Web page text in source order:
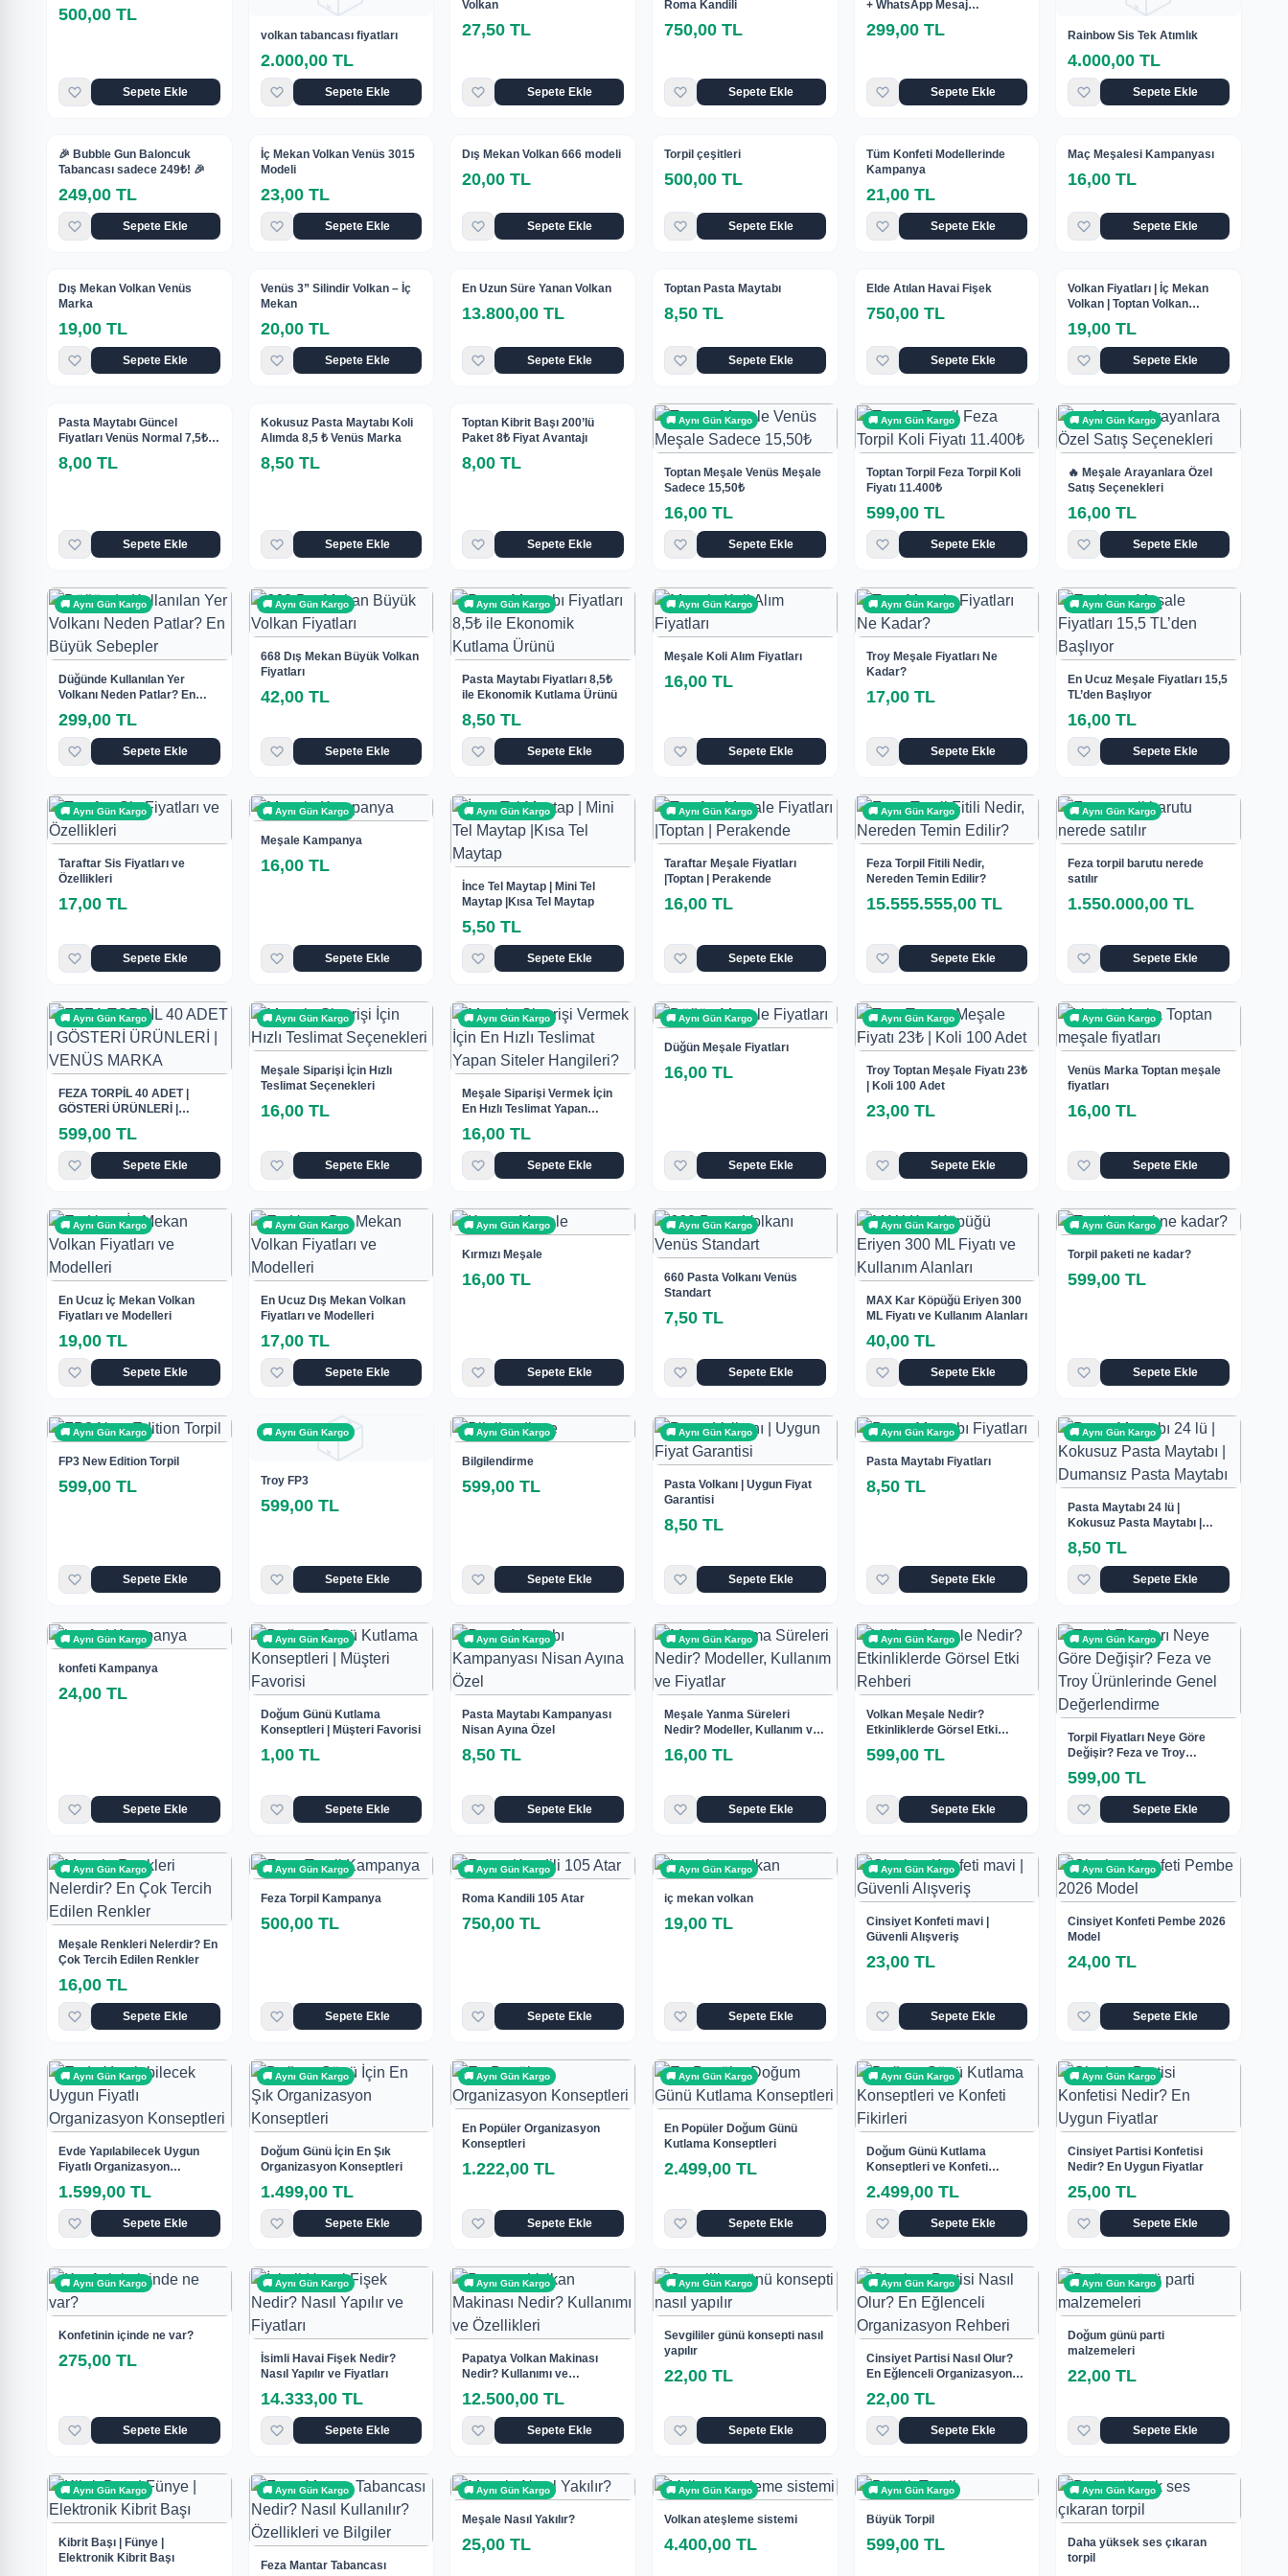
500,00 TL
Sepete Ekle
volkan tabancası fiyatları
2.000,00 TL
Sepete Ekle
Volkan
27,50 TL
Sepete Ekle
Roma Kandili
750,00 TL
Sepete Ekle
+ WhatsApp Mesaj
Lisans 299₺
299,00 TL
Sepete Ekle
Rainbow Sis Tek Atımlık
4.000,00 TL
Sepete Ekle
🚚 Aynı Gün Kargo
🎉 Bubble Gun Baloncuk
Tabancası sadece 249₺! 🎉
249,00 TL
Sepete Ekle
🚚 Aynı Gün Kargo
İç Mekan Volkan Venüs 3015
Modeli
23,00 TL
Sepete Ekle
🚚 Aynı Gün Kargo
Dış Mekan Volkan 666 modeli
20,00 TL
Sepete Ekle
🚚 Aynı Gün Kargo
Torpil çeşitleri
500,00 TL
Sepete Ekle
🚚 Aynı Gün Kargo
Tüm Konfeti Modellerinde
Kampanya
21,00 TL
Sepete Ekle
🚚 Aynı Gün Kargo
Maç Meşalesi Kampanyası
16,00 TL
Sepete Ekle
🚚 Aynı Gün Kargo
Dış Mekan Volkan Venüs
Marka
19,00 TL
Sepete Ekle
🚚 Aynı Gün Kargo
Venüs 3” Silindir Volkan – İç
Mekan
20,00 TL
Sepete Ekle
🚚 Aynı Gün Kargo
En Uzun Süre Yanan Volkan
13.800,00 TL
Sepete Ekle
🚚 Aynı Gün Kargo
Toptan Pasta Maytabı
8,50 TL
Sepete Ekle
🚚 Aynı Gün Kargo
Elde Atılan Havai Fişek
750,00 TL
Sepete Ekle
🚚 Aynı Gün Kargo
Volkan Fiyatları | İç Mekan
Volkan | Toptan Volkan
Fiyatları | Dış Mekan Volkan |
Dış Mekan Volkan Fiyatları |
En Ucuz Volkan
19,00 TL
Sepete Ekle
🚚 Aynı Gün Kargo
Pasta Maytabı Güncel
Fiyatları Venüs Normal 7,5₺
8,00 TL
Sepete Ekle
🚚 Aynı Gün Kargo
Kokusuz Pasta Maytabı Koli
Alımda 8,5 ₺ Venüs Marka
8,50 TL
Sepete Ekle
🚚 Aynı Gün Kargo
Toptan Kibrit Başı 200’lü
Paket 8₺ Fiyat Avantajı
8,00 TL
Sepete Ekle
🚚 Aynı Gün Kargo
Toptan Meşale Venüs Meşale
Sadece 15,50₺
16,00 TL
Sepete Ekle
🚚 Aynı Gün Kargo
Toptan Torpil Feza Torpil Koli
Fiyatı 11.400₺
599,00 TL
Sepete Ekle
🚚 Aynı Gün Kargo
🔥 Meşale Arayanlara Özel
Satış Seçenekleri
16,00 TL
Sepete Ekle
🚚 Aynı Gün Kargo
Düğünde Kullanılan Yer
Volkanı Neden Patlar? En
299,00 TL
Sepete Ekle
🚚 Aynı Gün Kargo
668 Dış Mekan Büyük Volkan
Fiyatları
42,00 TL
Sepete Ekle
🚚 Aynı Gün Kargo
Pasta Maytabı Fiyatları 8,5₺
ile Ekonomik Kutlama Ürünü
8,50 TL
Sepete Ekle
🚚 Aynı Gün Kargo
Meşale Koli Alım Fiyatları
16,00 TL
Sepete Ekle
🚚 Aynı Gün Kargo
Troy Meşale Fiyatları Ne
Kadar?
17,00 TL
Sepete Ekle
🚚 Aynı Gün Kargo
En Ucuz Meşale Fiyatları 15,5
TL’den Başlıyor
16,00 TL
Sepete Ekle
🚚 Aynı Gün Kargo
Taraftar Sis Fiyatları ve
Özellikleri
17,00 TL
Sepete Ekle
🚚 Aynı Gün Kargo
Meşale Kampanya
16,00 TL
Sepete Ekle
🚚 Aynı Gün Kargo
İnce Tel Maytap | Mini Tel
Maytap |Kısa Tel Maytap
5,50 TL
Sepete Ekle
🚚 Aynı Gün Kargo
Taraftar Meşale Fiyatları
|Toptan | Perakende
16,00 TL
Sepete Ekle
🚚 Aynı Gün Kargo
Feza Torpil Fitili Nedir,
Nereden Temin Edilir?
15.555.555,00 TL
Sepete Ekle
🚚 Aynı Gün Kargo
Feza torpil barutu nerede
satılır
1.550.000,00 TL
Sepete Ekle
🚚 Aynı Gün Kargo
FEZA TORPİL 40 ADET |
GÖSTERİ ÜRÜNLERİ |
599,00 TL
Sepete Ekle
🚚 Aynı Gün Kargo
Meşale Siparişi İçin Hızlı
Teslimat Seçenekleri
16,00 TL
Sepete Ekle
🚚 Aynı Gün Kargo
Meşale Siparişi Vermek İçin
En Hızlı Teslimat Yapan
16,00 TL
Sepete Ekle
🚚 Aynı Gün Kargo
Düğün Meşale Fiyatları
16,00 TL
Sepete Ekle
🚚 Aynı Gün Kargo
Troy Toptan Meşale Fiyatı 23₺
| Koli 100 Adet
23,00 TL
Sepete Ekle
🚚 Aynı Gün Kargo
Venüs Marka Toptan meşale
fiyatları
16,00 TL
Sepete Ekle
🚚 Aynı Gün Kargo
En Ucuz İç Mekan Volkan
Fiyatları ve Modelleri
19,00 TL
Sepete Ekle
🚚 Aynı Gün Kargo
En Ucuz Dış Mekan Volkan
Fiyatları ve Modelleri
17,00 TL
Sepete Ekle
🚚 Aynı Gün Kargo
Kırmızı Meşale
16,00 TL
Sepete Ekle
🚚 Aynı Gün Kargo
660 Pasta Volkanı Venüs
Standart
7,50 TL
Sepete Ekle
🚚 Aynı Gün Kargo
MAX Kar Köpüğü Eriyen 300
ML Fiyatı ve Kullanım Alanları
40,00 TL
Sepete Ekle
🚚 Aynı Gün Kargo
Torpil paketi ne kadar?
599,00 TL
Sepete Ekle
🚚 Aynı Gün Kargo
FP3 New Edition Torpil
599,00 TL
Sepete Ekle
📦
🚚 Aynı Gün Kargo
Troy FP3
599,00 TL
Sepete Ekle
🚚 Aynı Gün Kargo
Bilgilendirme
599,00 TL
Sepete Ekle
🚚 Aynı Gün Kargo
Pasta Volkanı | Uygun Fiyat
Garantisi
8,50 TL
Sepete Ekle
🚚 Aynı Gün Kargo
Pasta Maytabı Fiyatları
8,50 TL
Sepete Ekle
🚚 Aynı Gün Kargo
Pasta Maytabı 24 lü |
Kokusuz Pasta Maytabı |
8,50 TL
Sepete Ekle
🚚 Aynı Gün Kargo
konfeti Kampanya
24,00 TL
Sepete Ekle
🚚 Aynı Gün Kargo
Doğum Günü Kutlama
Konseptleri | Müşteri Favorisi
1,00 TL
Sepete Ekle
🚚 Aynı Gün Kargo
Pasta Maytabı Kampanyası
Nisan Ayına Özel
8,50 TL
Sepete Ekle
🚚 Aynı Gün Kargo
Meşale Yanma Süreleri
Nedir? Modeller, Kullanım ve
16,00 TL
Sepete Ekle
🚚 Aynı Gün Kargo
Volkan Meşale Nedir?
Etkinliklerde Görsel Etki
599,00 TL
Sepete Ekle
🚚 Aynı Gün Kargo
Torpil Fiyatları Neye Göre
Değişir? Feza ve Troy
Değerlendirme
599,00 TL
Sepete Ekle
🚚 Aynı Gün Kargo
Meşale Renkleri Nelerdir? En
Çok Tercih Edilen Renkler
16,00 TL
Sepete Ekle
🚚 Aynı Gün Kargo
Feza Torpil Kampanya
500,00 TL
Sepete Ekle
🚚 Aynı Gün Kargo
Roma Kandili 105 Atar
750,00 TL
Sepete Ekle
🚚 Aynı Gün Kargo
iç mekan volkan
19,00 TL
Sepete Ekle
🚚 Aynı Gün Kargo
Cinsiyet Konfeti mavi |
Güvenli Alışveriş
23,00 TL
Sepete Ekle
🚚 Aynı Gün Kargo
Cinsiyet Konfeti Pembe 2026
Model
24,00 TL
Sepete Ekle
🚚 Aynı Gün Kargo
Evde Yapılabilecek Uygun
Fiyatlı Organizasyon
1.599,00 TL
Sepete Ekle
🚚 Aynı Gün Kargo
Doğum Günü İçin En Şık
Organizasyon Konseptleri
1.499,00 TL
Sepete Ekle
🚚 Aynı Gün Kargo
En Popüler Organizasyon
Konseptleri
1.222,00 TL
Sepete Ekle
🚚 Aynı Gün Kargo
En Popüler Doğum Günü
Kutlama Konseptleri
2.499,00 TL
Sepete Ekle
🚚 Aynı Gün Kargo
Doğum Günü Kutlama
Konseptleri ve Konfeti
2.499,00 TL
Sepete Ekle
🚚 Aynı Gün Kargo
Cinsiyet Partisi Konfetisi
Nedir? En Uygun Fiyatlar
25,00 TL
Sepete Ekle
🚚 Aynı Gün Kargo
Konfetinin içinde ne var?
275,00 TL
Sepete Ekle
🚚 Aynı Gün Kargo
İsimli Havai Fişek Nedir?
Nasıl Yapılır ve Fiyatları
14.333,00 TL
Sepete Ekle
🚚 Aynı Gün Kargo
Papatya Volkan Makinası
Nedir? Kullanımı ve
12.500,00 TL
Sepete Ekle
🚚 Aynı Gün Kargo
Sevgililer günü konsepti nasıl
yapılır
22,00 TL
Sepete Ekle
🚚 Aynı Gün Kargo
Cinsiyet Partisi Nasıl Olur?
En Eğlenceli Organizasyon
22,00 TL
Sepete Ekle
🚚 Aynı Gün Kargo
Doğum günü parti
malzemeleri
22,00 TL
Sepete Ekle
🚚 Aynı Gün Kargo
Kibrit Başı | Fünye |
Elektronik Kibrit Başı
🚚 Aynı Gün Kargo
Feza Mantar Tabancası
🚚 Aynı Gün Kargo
Meşale Nasıl Yakılır?
25,00 TL
🚚 Aynı Gün Kargo
Volkan ateşleme sistemi
4.400,00 TL
🚚 Aynı Gün Kargo
Büyük Torpil
599,00 TL
🚚 Aynı Gün Kargo
Daha yüksek ses çıkaran
torpil